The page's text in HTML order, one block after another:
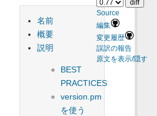
Source
編集
変更履歴
誤訳の報告
原文を表示/隠す
名前
概要
説明
BEST
PRACTICES
version.pm
を使う